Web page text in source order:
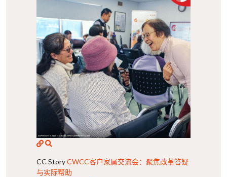
CC StoryCWCC客户家属交流会：聚焦改革答疑
与实际帮助